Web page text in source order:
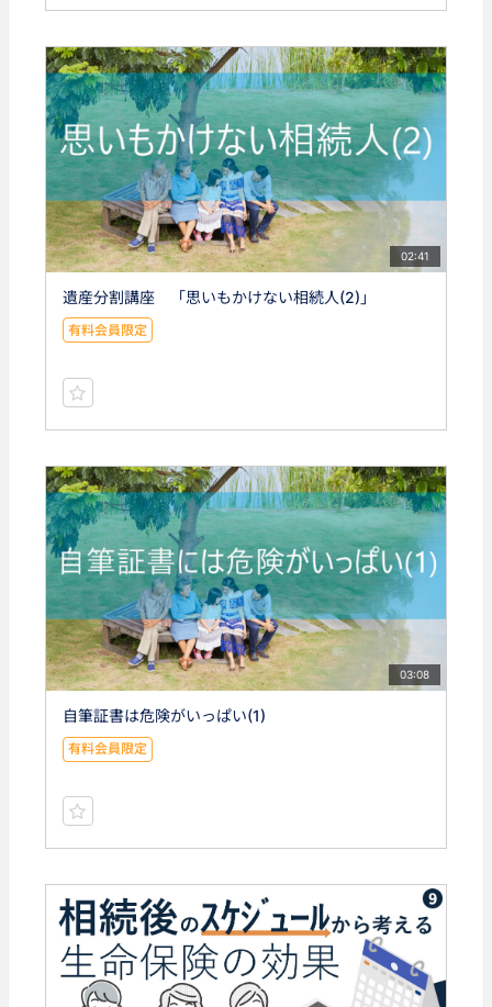
02:41
遺産分割講座 「思いもかけない相続人(2)」
有料会員限定
03:08
自筆証書は危険がいっぱい(1)
有料会員限定